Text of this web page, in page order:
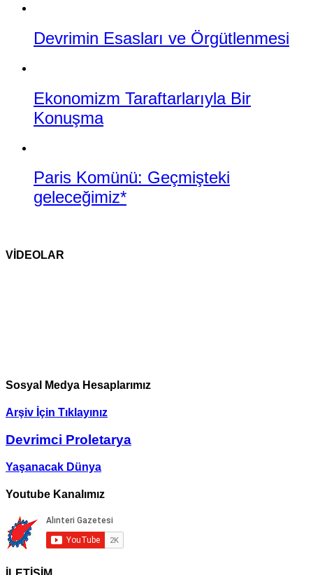
Devrimin Esasları ve Örgütlenmesi
Ekonomizm Taraftarlarıyla Bir
Konuşma
Paris Komünü: Geçmişteki
geleceğimiz*
VİDEOLAR
Sosyal Medya Hesaplarımız
Arşiv İçin Tıklayınız
Devrimci Proletarya
Yaşanacak Dünya
Youtube Kanalımız